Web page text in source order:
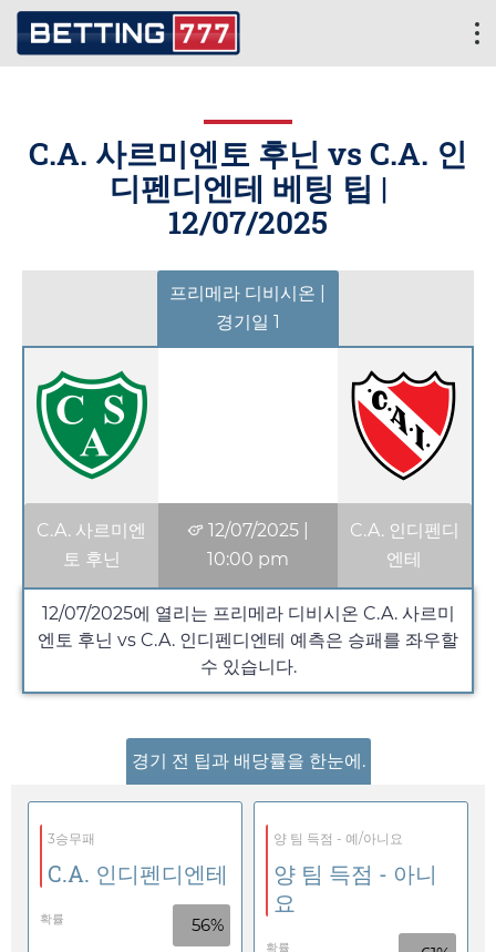
C.A. 사르미엔토 후닌 vs C.A. 인
디펜디엔테 베팅 팁 |
12/07/2025
프리메라 디비시온 |
경기일 1
C.A. 사르미엔
토 후닌
12/07/2025|
10:00 pm
C.A. 인디펜디
엔테
12/07/2025에 열리는 프리메라 디비시온 C.A. 사르미
엔토 후닌 vs C.A. 인디펜디엔테 예측은 승패를 좌우할
수 있습니다.
경기 전 팁과 배당률을 한눈에.
3승무패
C.A. 인디펜디엔테
확률 56%
양 팀 득점 - 예/아니요
양 팀 득점 - 아니
요
확률